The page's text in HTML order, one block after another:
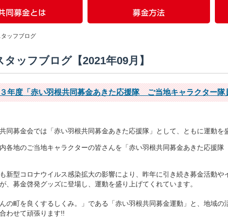
タッフブログ
タッフブログ【2021年09月】
年度「赤い羽根共同募金あきた応援隊 ご当地キャラクター隊
同募金会では「赤い羽根共同募金あきた応援隊」として、ともに運動を
各地のご当地キャラクターの皆さんを「赤い羽根共同募金あきた応援
新型コロナウイルス感染拡大の影響により、昨年に引き続き募金活動
、募金啓発グッズに登場し、運動を盛り上げてくれています。
んの町を良くするしくみ。」である「赤い羽根共同募金運動」と、地域
わせて頑張ります!!